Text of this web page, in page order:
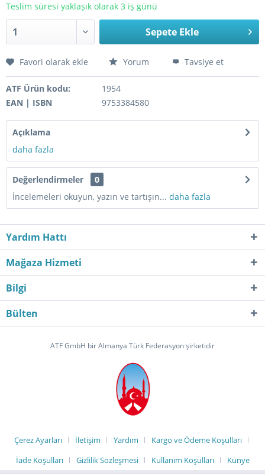
Teslim süresi yaklaşık olarak 3 iş günü
Sepete Ekle
Favori olarak ekle Yorum Tavsiye et
ATF Ürün kodu:
1954
EAN | ISBN
9753384580
Açıklama
daha fazla
Değerlendirmeler
0
İncelemeleri okuyun, yazın ve tartışın... daha fazla
Yardım Hattı
Mağaza Hizmeti
Bilgi
Bülten
ATF GmbH bir Almanya Türk Federasyon şirketidir
Çerez Ayarları İletişim Yardım
Kargo ve Ödeme Koşulları
İade Koşulları
Gizlilik Sözleşmesi Kullanım Koşulları Künye